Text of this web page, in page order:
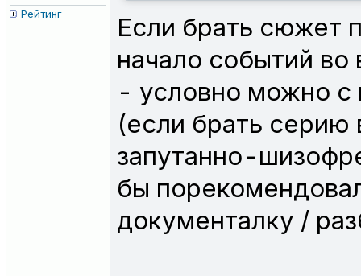
Рейтинг
Если брать сюжет
начало событий
- условно можно
(если брать
запутанно-
бы
документалку /